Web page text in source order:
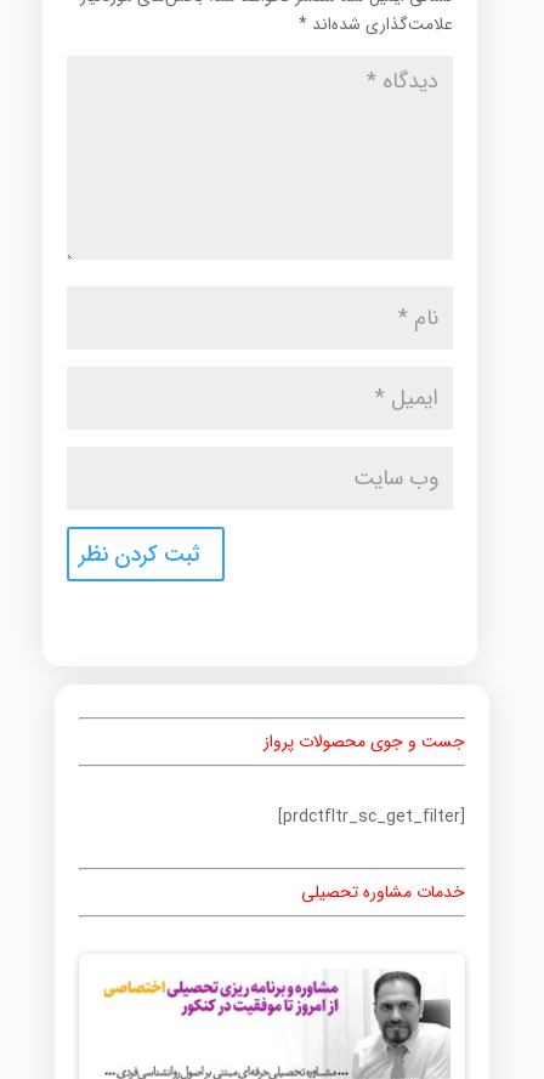
علامت‌گذاری شده‌اند *
جست و جوی محصولات پرواز
[prdctfltr_sc_get_filter]
خدمات مشاوره تحصیلی